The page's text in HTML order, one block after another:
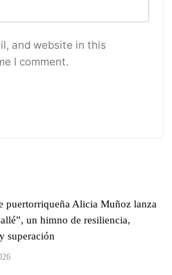
and website in this
I comment.
puertorriqueña Alicia Muñoz lanza
un himno de resiliencia,
superación